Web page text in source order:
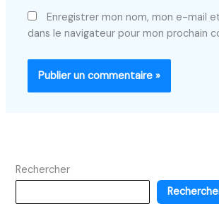
Enregistrer mon nom, mon e-mail
dans le navigateur pour mon prochain
Rechercher